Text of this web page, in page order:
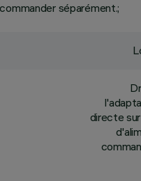
séparément.;
directe